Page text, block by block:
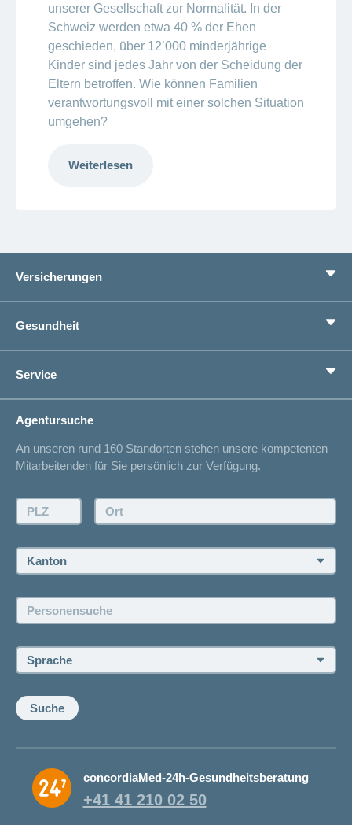
unserer Gesellschaft zur Normalität. In der
Schweiz werden etwa 40 % der Ehen
geschieden, über 12ʼ000 minderjährige
Kinder sind jedes Jahr von der Scheidung der
Eltern betroffen. Wie können Familien
verantwortungsvoll mit einer solchen Situation
umgehen?
Weiterlesen
Versicherungen
Zusatzversicherungen
Vorsorge
Ich suche eine Versicherung für
Lebenssituation
Sparen bei der Versicherung
Gesundheit
Gesundheitskompass
concordiaMed
Service
Spitalliste
Unfallmeldung
Offertanfrage
Rückruf anfordern
Offene Stellen
Agentursuche
An unseren rund 160 Standorten stehen unsere kompetenten
Mitarbeitenden für Sie persönlich zur Verfügung.
PLZ: Ort:
Kanton:
Personensuche:
Sprache:
Suche
concordiaMed-24h-Gesundheitsberatung
+41 41 210 02 50